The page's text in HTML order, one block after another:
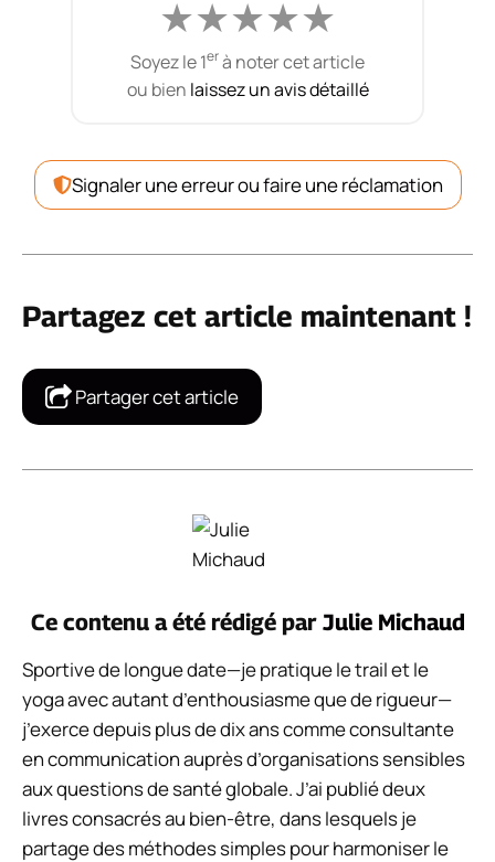
★★★★★
Soyez le 1erà noter cet article
ou bien laissez un avis détaillé
Signaler une erreur ou faire une réclamation
Partagez cet article maintenant !
Partager cet article
Ce contenu a été rédigé par Julie Michaud
Sportive de longue date—je pratique le trail et le
yoga avec autant d’enthousiasme que de rigueur—
j’exerce depuis plus de dix ans comme consultante
en communication auprès d’organisations sensibles
aux questions de santé globale. J’ai publié deux
livres consacrés au bien-être, dans lesquels je
partage des méthodes simples pour harmoniser le